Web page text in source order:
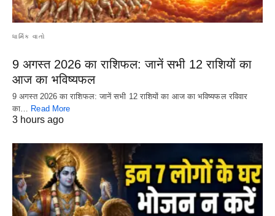
ધાર્મિક વાતો
9 अगस्त 2026 का राशिफल: जानें सभी 12 राशियों का
आज का भविष्यफल
9 अगस्त 2026 का राशिफल: जानें सभी 12 राशियों का आज का भविष्यफल रविवार
का… Read More
3 hours ago